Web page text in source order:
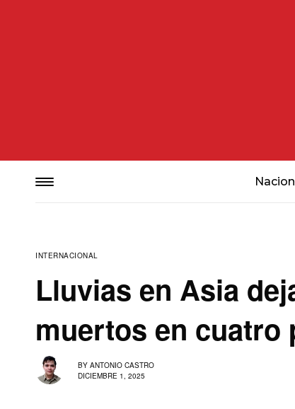
INTERNACIONAL
Lluvias en Asia
muertos en cuatro
BY ANTONIO CASTRO
DICIEMBRE 1, 2025